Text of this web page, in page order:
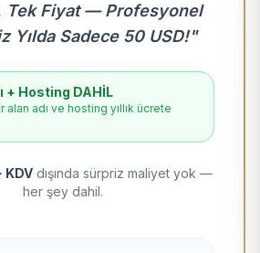
Tek Fiyat — Profesyonel
Yılda Sadece 50 USD!"
+ Hosting DAHİL
alan adı ve hosting yıllık ücrete
KDV dışında sürpriz maliyet yok —
her şey dahil.